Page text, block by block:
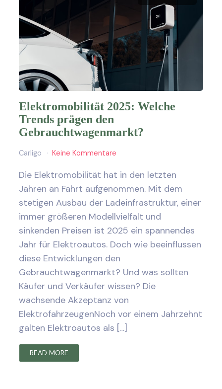
Elektromobilität 2025: Welche
Trends prägen den
Gebrauchtwagenmarkt?
Carligo Keine Kommentare
Die Elektromobilität hat in den letzten
Jahren an Fahrt aufgenommen. Mit dem
stetigen Ausbau der Ladeinfrastruktur, einer
immer größeren Modellvielfalt und
sinkenden Preisen ist 2025 ein spannendes
Jahr für Elektroautos. Doch wie beeinflussen
diese Entwicklungen den
Gebrauchtwagenmarkt? Und was sollten
Käufer und Verkäufer wissen? Die
wachsende Akzeptanz von
ElektrofahrzeugenNoch vor einem Jahrzehnt
galten Elektroautos als […]
READ MORE